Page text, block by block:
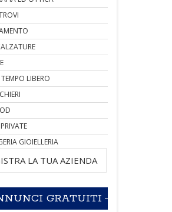
TEMPO LIBERO
GIOIELLERIA
LA TUA AZIENDA
GRATUITI